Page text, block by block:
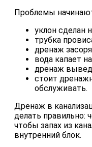
Проблемы
уклон сделан
трубка
дренаж
вода капает
дренаж
стоит
обслуживать.
Дренаж в
делать правильно:
чтобы запах из
внутренний блок.